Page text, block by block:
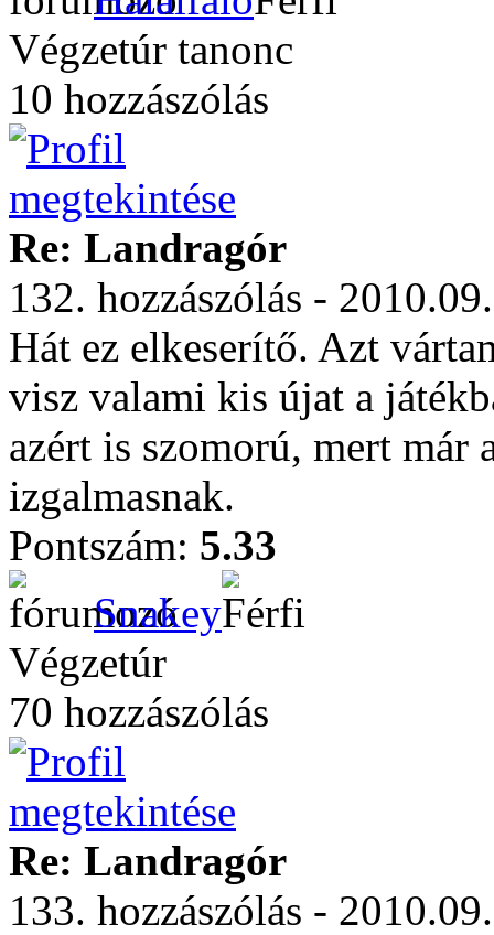
Végzetúr tanonc
10 hozzászólás
Re: Landragór
132. hozzászólás -
Hát ez elkeserítő. Azt
visz valami kis újat a
azért is szomorú, mert már
izgalmasnak.
Pontszám: 5.33
Snakey
Végzetúr
70 hozzászólás
Re: Landragór
133. hozzászólás -